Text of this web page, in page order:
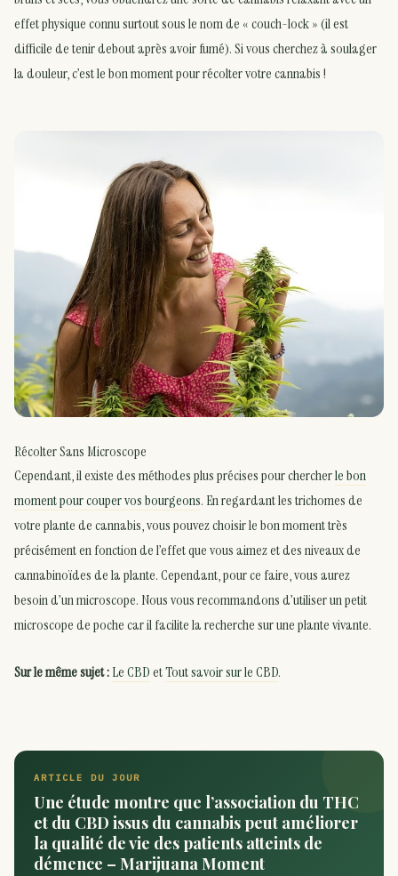
effet physique connu surtout sous le nom de « couch-lock » (il est
difficile de tenir debout après avoir fumé). Si vous cherchez à soulager
la douleur, c’est le bon moment pour récolter votre cannabis !
Récolter Sans Microscope
Cependant, il existe des méthodes plus précises pour chercherle bon
moment pour couper vos bourgeons. En regardant les trichomes de
votre plante de cannabis, vous pouvez choisir le bon moment très
précisément en fonction de l’effet que vous aimez et des niveaux de
cannabinoïdes de la plante. Cependant, pour ce faire, vous aurez
besoin d’un microscope. Nous vous recommandons d’utiliser un petit
microscope de poche car il facilite la recherche sur une plante vivante.
Sur le même sujet :Le CBDetTout savoir sur le CBD.
ARTICLE DU JOUR
Une étude montre que l’association du THC
et du CBD issus du cannabis peut améliorer
la qualité de vie des patients atteints de
démence – Marijuana Moment